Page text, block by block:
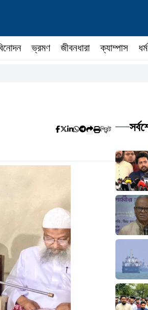
ভ্রমণ জীবনধারা ক্যাম্পাস ধর্ম
প্রিন্ট